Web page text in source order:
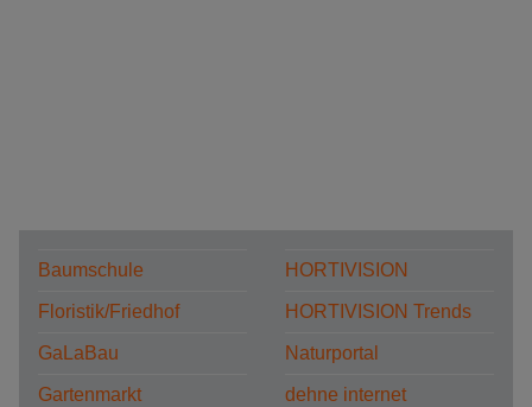
Baumschule
Floristik/Friedhof
GaLaBau
Gartenmarkt
HORTIVISION
HORTIVISION Trends
Naturportal
dehne internet